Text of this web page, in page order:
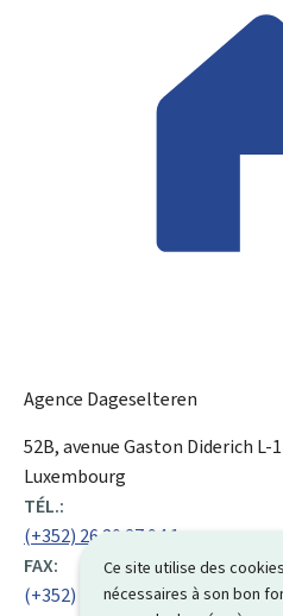
Ce site utilise des
nécessaires à son bon
Agence Dageselteren
ADRESSE
:
52B, avenue Gaston Diderich L-
Luxembourg
TÉL.:
(+352) 26 20 27 94 1
FAX:
(+352) 26 38 95 31